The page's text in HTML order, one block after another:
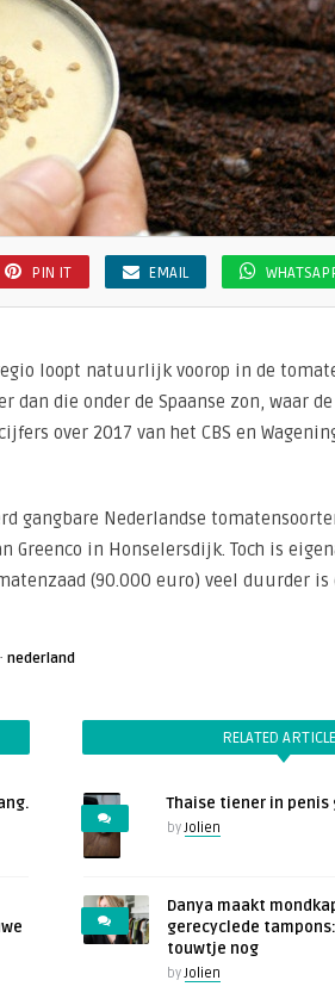
PIN IT EMAIL
loopt natuurlijk voorop in de
dan die onder de Spaanse zon, waar
over 2017 van het CBS en
gangbare Nederlandse
in Honselersdijk. Toch is
(90.000 euro) veel duurder is
· nederland
RELATED
Thaise tiener in penis
byJolien
Danya maakt
gerecyclede
touwtje nog
byJolien